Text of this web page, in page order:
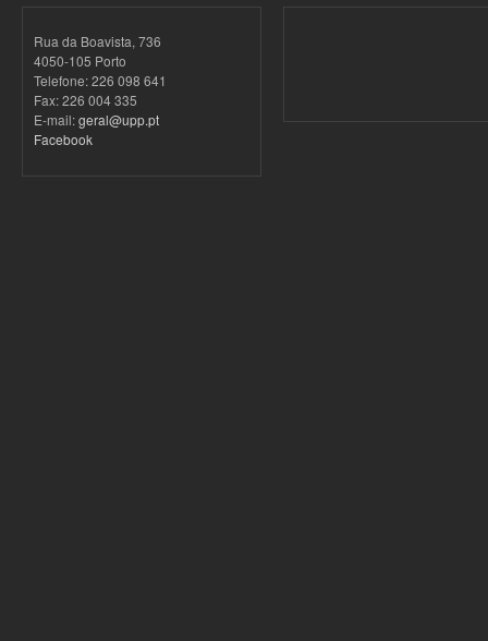
Rua da Boavista, 736
4050-105 Porto
Telefone: 226 098 641
Fax: 226 004 335
E-mail:geral@upp.pt
Facebook